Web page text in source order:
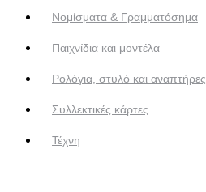
Νομίσματα & Γραμματόσημα
Παιχνίδια και μοντέλα
Ρολόγια, στυλό και αναπτήρες
Συλλεκτικές κάρτες
Τέχνη